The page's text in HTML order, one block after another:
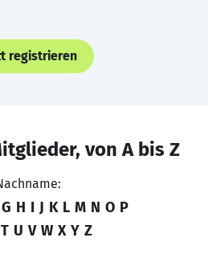
registrieren
von A bis Z
G H I J K L M N O P
T U V W X Y Z